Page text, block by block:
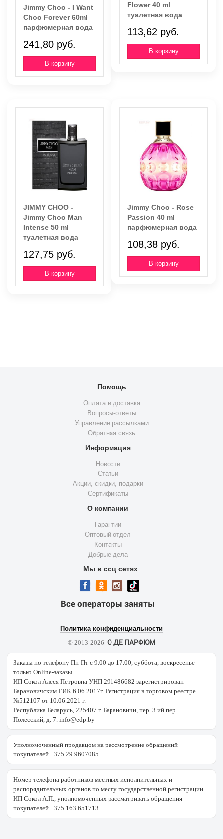
Jimmy Choo - I Want
Choo Forever 60ml
парфюмерная вода
241,80 руб.
Flower 40 ml
туалетная вода
113,62 руб.
JIMMY CHOO -
Jimmy Choo Man
Intense 50 ml
туалетная вода
127,75 руб.
Jimmy Choo - Rose
Passion 40 ml
парфюмерная вода
108,38 руб.
Помощь
Оплата и доставка
Вопросы-ответы
Управление рассылками
Обратная связь
Информация
Новости
Статьи
Акции, скидки, подарки
Сертификаты
О компании
Гарантии
Оптовый отдел
Контакты
Добрые дела
Мы в соц сетях
Все операторы заняты
Политика конфиденциальности
© 2013-2026| О ДЕ ПАРФЮМ
Заказы по телефону Пн-Пт с 9.00 до 17.00, суббота, воскресенье-
только Online-заказы.
ИП Сокол Алеся Петровна УНП 291486682 зарегистрирован
Барановичским ГИК 6.06.2017г. Регистрация в торговом реестре
№512107 от 10.06.2021 г.
Республика Беларусь, 225407 г. Барановичи, пер. 3 ий пер.
Полесский, д. 7. info@edp.by
Уполномоченный продавцом на рассмотрение обращений
покупателей +375 29 9607085
Номер телефона работников местных исполнительных и
распорядительных органов по месту государственной регистрации
ИП Сокол А.П., уполномоченных рассматривать обращения
покупателей +375 163 651713